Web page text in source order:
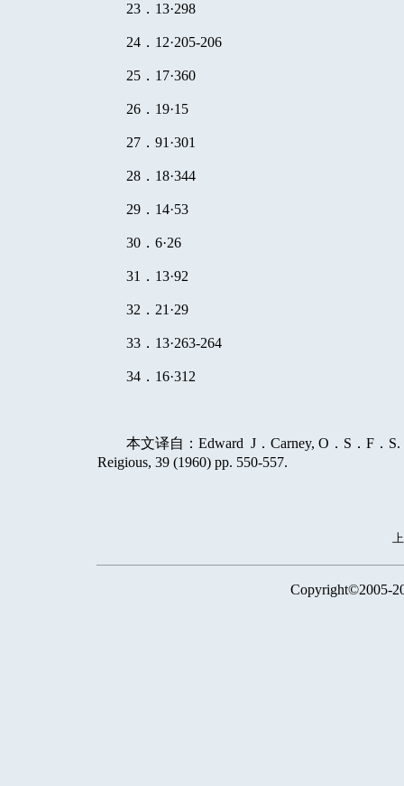
23 ． 13·298
24 ． 12·205-206
25 ． 17·360
26 ． 19·15
27 ． 91 ·301
28 ． 18·344
29 ． 14·53
30 ． 6·26
31 ． 13·92
32 ． 21 ·29
33 ． 13·263-264
34 ． 16·312
本文译自： Edward J ． Carney, O ． S ． F ． S.
Reigious, 39 (1960) pp. 550-557.
Copyright©2005-